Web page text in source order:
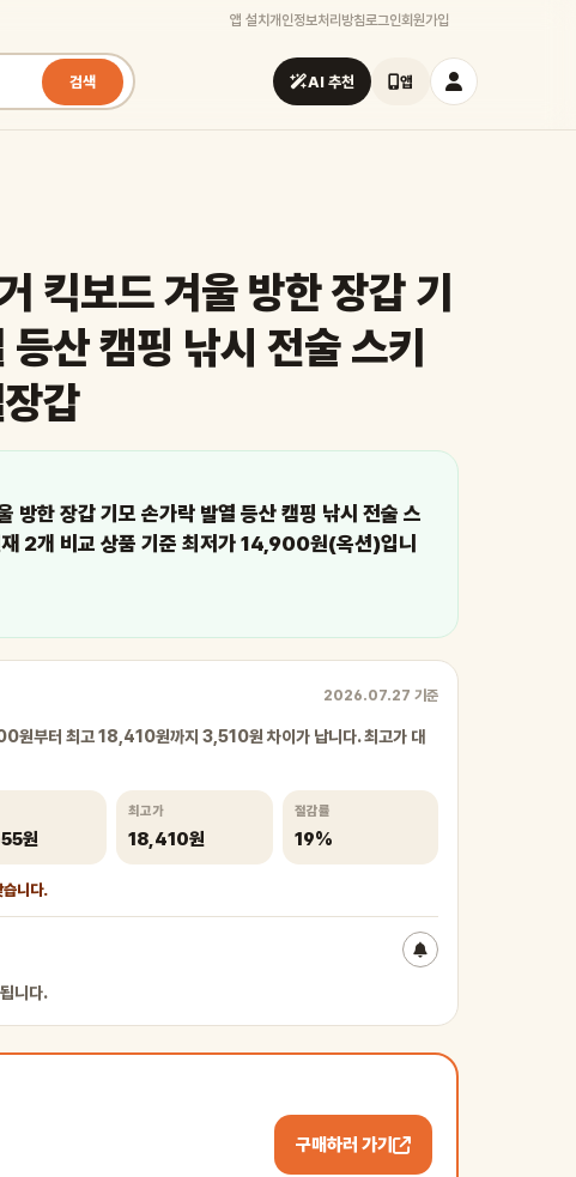
앱 설치 개인정보처리방침로그인회원가입
검색 AI 추천 앱
킥보드 겨울 방한 장갑 기
산 캠핑 낚시 전술 스키
갑
방한 장갑 기모 손가락 발열 등산 캠핑 낚시 전술 스
2개 비교 상품 기준 최저가 14,900원(옥션)입니
2026.07.27 기준
원부터 최고 18,410원까지 3,510원 차이가 납니다. 최고가 대
원
최고가
18,410원
절감률
19%
니다.
니다.
구매하러 가기